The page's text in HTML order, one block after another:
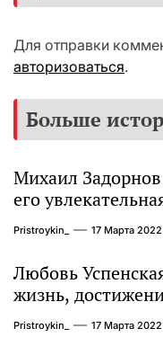
Для отправки
авторизоваться.
Больше
Михаил
его
выдающиеся
интересные
Pristroykin_ 17 Марта 2022
Любовь
жизнь,
Pristroykin_ 17 Марта 2022